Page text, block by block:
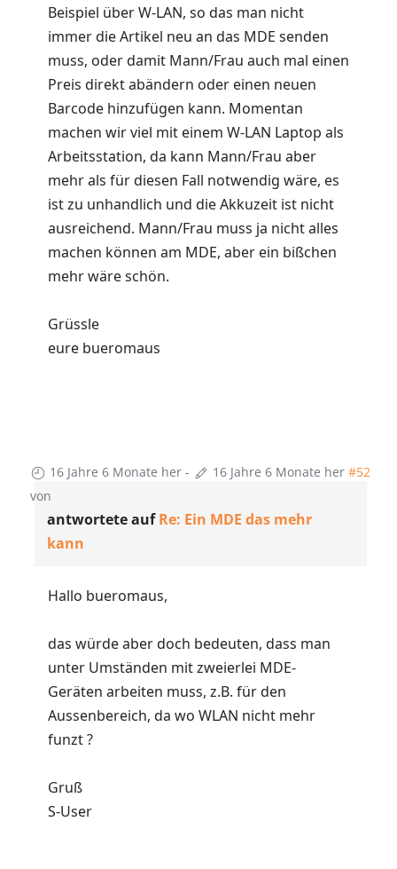
Beispiel über W-LAN, so das man nicht
immer die Artikel neu an das MDE senden
muss, oder damit Mann/Frau auch mal einen
Preis direkt abändern oder einen neuen
Barcode hinzufügen kann. Momentan
machen wir viel mit einem W-LAN Laptop als
Arbeitsstation, da kann Mann/Frau aber
mehr als für diesen Fall notwendig wäre, es
ist zu unhandlich und die Akkuzeit ist nicht
ausreichend. Mann/Frau muss ja nicht alles
machen können am MDE, aber ein bißchen
mehr wäre schön.
Grüssle
eure bueromaus
16 Jahre 6 Monate her - 16 Jahre 6 Monate her #52
von
antwortete aufRe: Ein MDE das mehr
kann
Hallo bueromaus,
das würde aber doch bedeuten, dass man
unter Umständen mit zweierlei MDE-
Geräten arbeiten muss, z.B. für den
Aussenbereich, da wo WLAN nicht mehr
funzt ?
Gruß
S-User